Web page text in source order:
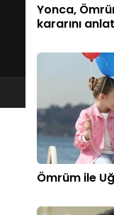
Yonca,
kararını
Ömrüm ile